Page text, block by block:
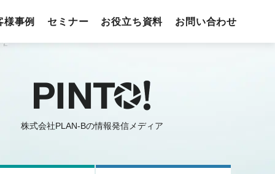
様事例 セミナー お役立ち資料 お問い合わせ
株式会社PLAN-Bの情報発信メディア